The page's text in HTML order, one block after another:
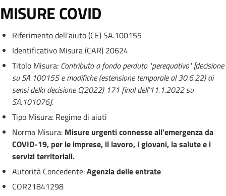
MISURE COVID
Riferimento dell'aiuto (CE) SA.100155
Identificativo Misura (CAR) 20624
Titolo Misura: Contributo a fondo perduto "perequativo" [decisione
su SA.100155 e modifiche (estensione temporale al 30.6.22) ai
sensi della decisione C(2022) 171 final dell’11.1.2022 su
SA.101076].
Tipo Misura: Regime di aiuti
Norma Misura: Misure urgenti connesse all'emergenza da
COVID-19, per le imprese, il lavoro, i giovani, la salute e i
servizi territoriali.
Autorità Concedente:Agenzia delle entrate
COR21841298